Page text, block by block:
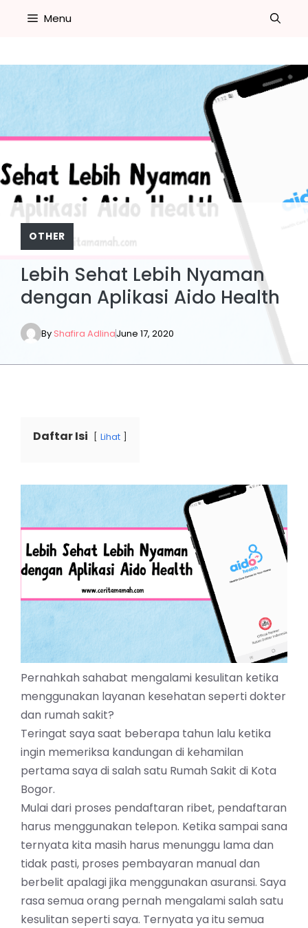
Menu
OTHER
Lebih Sehat Lebih Nyaman
dengan Aplikasi Aido Health
By Shafira AdlinaJune 17, 2020
Daftar Isi Lihat
Pernahkah sahabat mengalami kesulitan ketika
menggunakan layanan kesehatan seperti dokter
dan rumah sakit?
Teringat saya saat beberapa tahun lalu ketika
ingin memeriksa kandungan di kehamilan
pertama saya di salah satu Rumah Sakit di Kota
Bogor.
Mulai dari proses pendaftaran ribet, pendaftaran
harus menggunakan telepon. Ketika sampai sana
ternyata kita masih harus menunggu lama dan
tidak pasti, proses pembayaran manual dan
berbelit apalagi jika menggunakan asuransi. Saya
rasa semua orang pernah mengalami salah satu
kesulitan seperti saya. Ternyata ya itu semua